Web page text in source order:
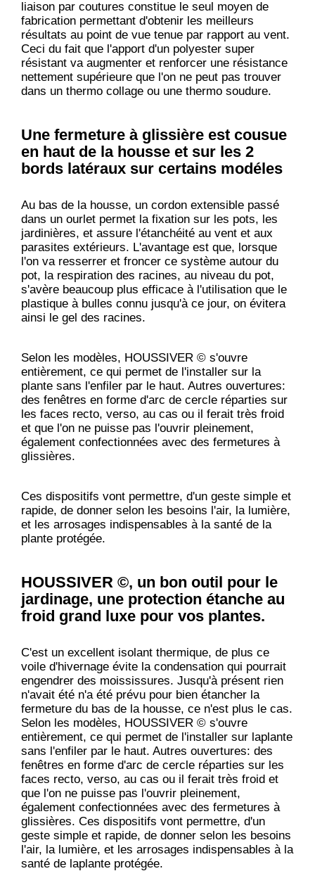
liaison par coutures constitue le seul moyen de
fabrication permettant d'obtenir les meilleurs
résultats au point de vue tenue par rapport au vent.
Ceci du fait que l'apport d'un polyester super
résistant va augmenter et renforcer une résistance
nettement supérieure que l'on ne peut pas trouver
dans un thermo collage ou une thermo soudure.
Une fermeture à glissière est cousue
en haut de la housse et sur les 2
bords latéraux sur certains modéles
Au bas de la housse, un cordon extensible passé
dans un ourlet permet la fixation sur les pots, les
jardinières, et assure l'étanchéité au vent et aux
parasites extérieurs. L'avantage est que, lorsque
l'on va resserrer et froncer ce système autour du
pot, la respiration des racines, au niveau du pot,
s'avère beaucoup plus efficace à l'utilisation que le
plastique à bulles connu jusqu'à ce jour, on évitera
ainsi le gel des racines.
Selon les modèles, HOUSSIVER © s'ouvre
entièrement, ce qui permet de l'installer sur la
plante sans l'enfiler par le haut. Autres ouvertures:
des fenêtres en forme d'arc de cercle réparties sur
les faces recto, verso, au cas ou il ferait très froid
et que l'on ne puisse pas l'ouvrir pleinement,
également confectionnées avec des fermetures à
glissières.
Ces dispositifs vont permettre, d'un geste simple et
rapide, de donner selon les besoins l'air, la lumière,
et les arrosages indispensables à la santé de la
plante protégée.
HOUSSIVER ©, un bon outil pour le
jardinage, une protection étanche au
froid grand luxe pour vos plantes.
C'est un excellent isolant thermique, de plus ce
voile d'hivernage évite la condensation qui pourrait
engendrer des moississures. Jusqu'à présent rien
n'avait été n'a été prévu pour bien étancher la
fermeture du bas de la housse, ce n'est plus le cas.
Selon les modèles, HOUSSIVER © s'ouvre
entièrement, ce qui permet de l'installer sur laplante
sans l'enfiler par le haut. Autres ouvertures: des
fenêtres en forme d'arc de cercle réparties sur les
faces recto, verso, au cas ou il ferait très froid et
que l'on ne puisse pas l'ouvrir pleinement,
également confectionnées avec des fermetures à
glissières. Ces dispositifs vont permettre, d'un
geste simple et rapide, de donner selon les besoins
l'air, la lumière, et les arrosages indispensables à la
santé de laplante protégée.